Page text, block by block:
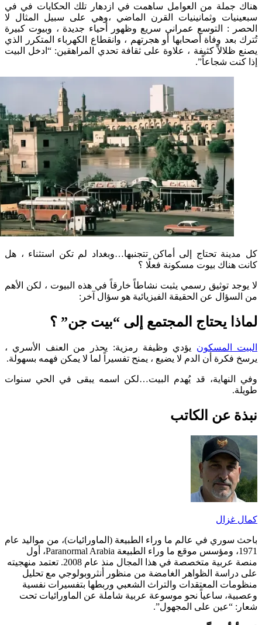
من العوامل ساهمت في ازدهار تلك الحكايات في في
وثمانينيات القرن الماضي ،وهي على سبيل المثال لا
: التوسع عمراني سريع وظهور أحياء جديدة ، وبيوت كبيرة
وفاة أصحابها أو هجرتهم ، وانقطاع الكهرباء المتكرر الذي
كثيفة ، علاوة على ثقافة تحدي المراهقين: “ادخل البيت
شجاعاً”.
تحتاج إلى أماكن تتجنبها…وبغداد لم تكن استثناء ، هل
بيوت مسكونة فعلًا ؟
توثيق رسمي يثبت نشاطاً خارقاً في هذه البيوت ، لكن الأهم
عن الحقيقة الفيزيائية هو سؤال آخر:
يحتاج المجتمع إلى “بيت جن” ؟
المسكونيؤدي وظيفة رمزية: يحذر من العنف الأسري ،
أن الدم لا يضيع ، يمنح تفسيراً لما لا يمكن فهمه بسهولة.
قد يُهدم البيت…لكن اسمه يبقى في الحي سنوات
عن الكاتب
في عالم ما وراء الطبيعة (الماورائيات)، من مواليد عام
1971، ومؤسس موقع ما وراء الطبيعة Paranormal Arabia، أول
منصة عربية متخصصة في هذا المجال منذ عام 2008. تعتمد منهجيته
الظواهر الغامضة من منظور أنثروبولوجي مع تحليل
المعتقدات والتراث الشعبي وربطها بتفسيرات نفسية
ساعياً نحو موسوعة عربية شاملة عن الماورائيات تحت
على المجهول”.